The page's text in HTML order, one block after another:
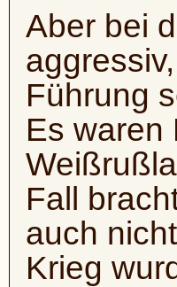
Aber bei
Führung
Es waren
Fall
auch
Krieg